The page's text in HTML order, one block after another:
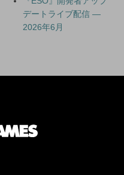
デートライブ配信 —
2026年6月